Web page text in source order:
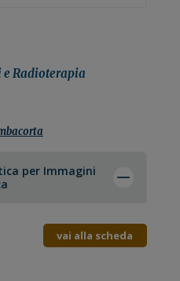
Radioterapia
per Immagini
vai alla scheda